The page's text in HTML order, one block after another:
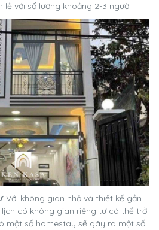
với số lượng khoảng 2-3 người.
:Với không gian nhỏ và thiết kế gần
có không gian riêng tư có thể trở
một số homestay sẽ gây ra một số